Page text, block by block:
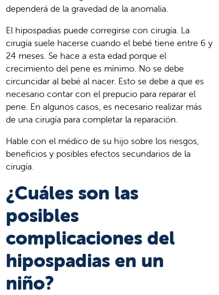
dependerá de la gravedad de la anomalía.
El hipospadias puede corregirse con cirugía. La
cirugía suele hacerse cuando el bebé tiene entre 6 y
24 meses. Se hace a esta edad porque el
crecimiento del pene es mínimo. No se debe
circuncidar al bebé al nacer. Esto se debe a que es
necesario contar con el prepucio para reparar el
pene. En algunos casos, es necesario realizar más
de una cirugía para completar la reparación.
Hable con el médico de su hijo sobre los riesgos,
beneficios y posibles efectos secundarios de la
cirugía.
¿Cuáles son las
posibles
complicaciones del
hipospadias en un
niño?